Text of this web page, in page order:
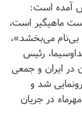
آمده است:
ماهیگیر است،
بی‌نام می‌بخشد»،
رئیس
در ایران و جمعی
شد و
در جریان